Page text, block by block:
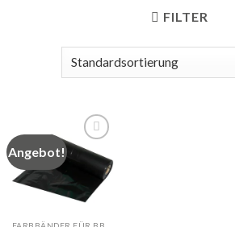
FILTER
Angebot!
Auf
Merkliste